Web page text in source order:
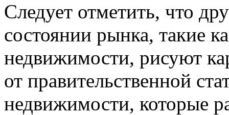
Следует отметить, что
состоянии рынка, такие
недвижимости, рисуют
от правительственной
недвижимости, которые